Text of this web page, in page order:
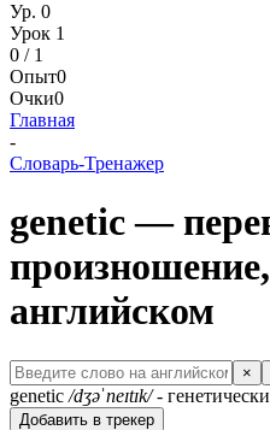
Ур. 0
Урок 1
0 / 1
Опыт0
Очки0
Главная
-
Словарь-Тренажер
genetic —
английском
×
genetic /dʒəˈneɪtɪk/-
Добавить в трекер